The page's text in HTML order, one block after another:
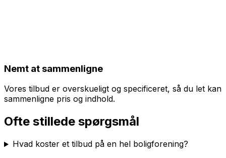
Nemt at sammenligne
Vores tilbud er overskueligt og specificeret, så du let kan
sammenligne pris og indhold.
Ofte stillede spørgsmål
Hvad koster et tilbud på en hel boligforening?